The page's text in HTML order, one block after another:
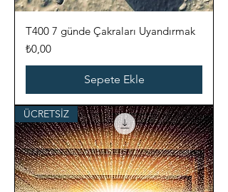
T400 7 günde Çakraları Uyandırmak
Fiyat
₺0,00
Sepete Ekle
ÜCRETSİZ